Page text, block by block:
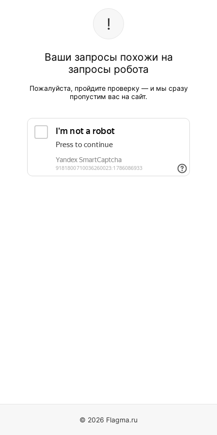
Ваши запросы похожи на
запросы робота
Пожалуйста, пройдите проверку — и мы сразу
пропустим вас на сайт.
© 2026 Flagma.ru